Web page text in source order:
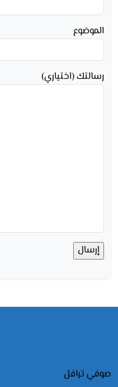
الموضوع
رسالتك (اختياري)
صوفي ترافل